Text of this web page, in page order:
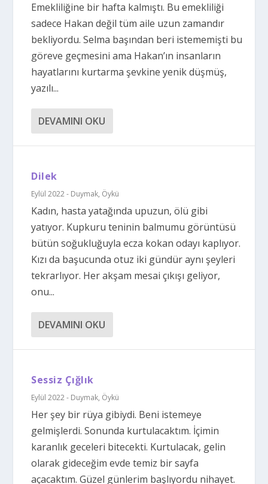
Emekliliğine bir hafta kalmıştı. Bu emekliliği
sadece Hakan değil tüm aile uzun zamandır
bekliyordu. Selma başından beri istememişti bu
göreve geçmesini ama Hakan’ın insanların
hayatlarını kurtarma şevkine yenik düşmüş,
yazılı...
DEVAMINI OKU
Dilek
Eylül 2022 - Duymak, Öykü
Kadın, hasta yatağında upuzun, ölü gibi
yatıyor. Kupkuru teninin balmumu görüntüsü
bütün soğukluğuyla ecza kokan odayı kaplıyor.
Kızı da başucunda otuz iki gündür aynı şeyleri
tekrarlıyor. Her akşam mesai çıkışı geliyor,
onu...
DEVAMINI OKU
Sessiz Çığlık
Eylül 2022 - Duymak, Öykü
Her şey bir rüya gibiydi. Beni istemeye
gelmişlerdi. Sonunda kurtulacaktım. İçimin
karanlık geceleri bitecekti. Kurtulacak, gelin
olarak gideceğim evde temiz bir sayfa
açacaktım. Güzel günlerim başlıyordu nihayet.